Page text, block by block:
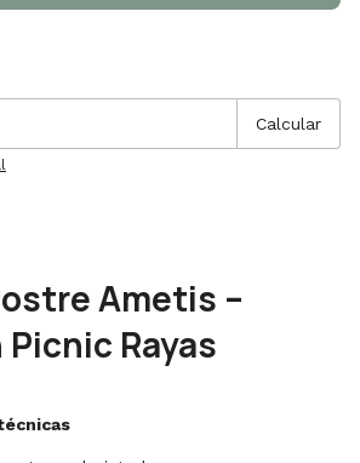
Calcular
Ametis –
Rayas